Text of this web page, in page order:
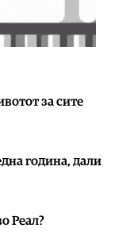
за сите
година, дали
Реал?